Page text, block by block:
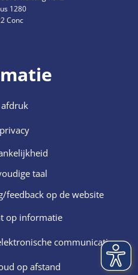
1280
Conc
afdruk
privacy
taal
feedback op de website
op informatie
communicatie
op afstand